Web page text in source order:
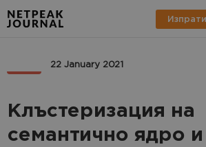
22 January 2021
Клъстеризация на
семантично ядро